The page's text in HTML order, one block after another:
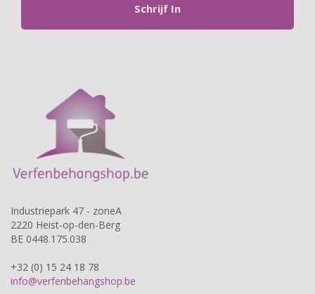
Schrijf In
Industriepark 47 - zoneA
2220 Heist-op-den-Berg
BE 0448.175.038
+32 (0) 15 24 18 78
info@verfenbehangshop.be